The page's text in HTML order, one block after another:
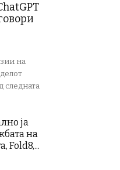
на
следната
ја
на
Fold8,...